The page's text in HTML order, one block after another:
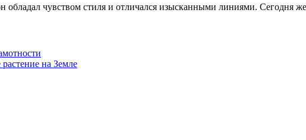
обладал чувством стиля и отличался изысканными линиями.
на Земле